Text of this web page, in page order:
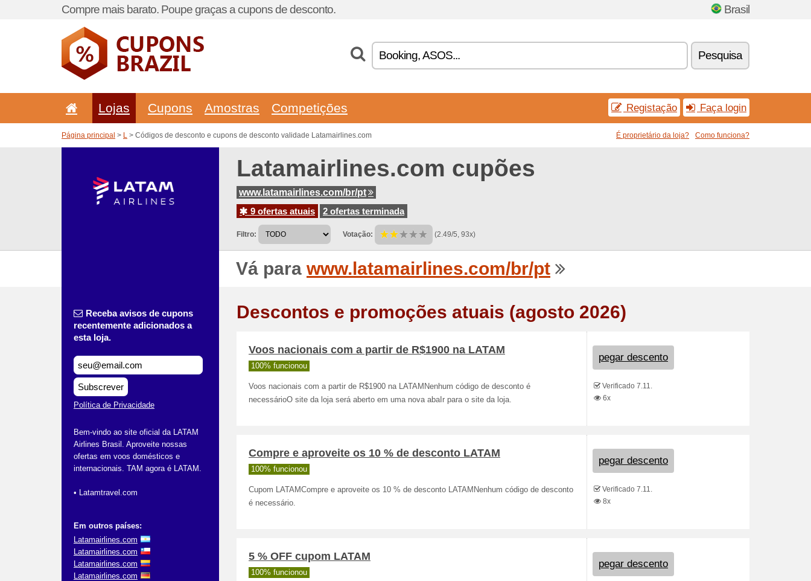
Compre mais barato. Poupe graças a cupons de desconto. Brasil
Pesquisa
Lojas Cupons Amostras Competições Registação Faça login
Página principal > L > Códigos de desconto e cupons de desconto validade Latamairlines.com É proprietário da loja? Como funciona?
Latamairlines.com cupões
www.latamairlines.com/br/pt
9 ofertas atuais
2 ofertas terminada
Filtro: Votação: (2.49/5, 93x)
Vá para www.latamairlines.com/br/pt
Receba avisos de cupons
recentemente adicionados a
esta loja.
Subscrever
Política de Privacidade
Bem-vindo ao site oficial da LATAM
Airlines Brasil. Aproveite nossas
ofertas em voos domésticos e
internacionais. TAM agora é LATAM.
• Latamtravel.com
Em outros países:
Latamairlines.com
Latamairlines.com
Latamairlines.com
Latamairlines.com
Descontos e promoções atuais (agosto 2026)
Voos nacionais com a partir de R$1900 na LATAM
100% funcionou
Voos nacionais com a partir de R$1900 na LATAMNenhum código de desconto é
necessárioO site da loja será aberto em uma nova abaIr para o site da loja.
pegar descento
Verificado 7.11.
6x
Compre e aproveite os 10 % de desconto LATAM
100% funcionou
Cupom LATAMCompre e aproveite os 10 % de desconto LATAMNenhum código de desconto
é necessário.
pegar descento
Verificado 7.11.
8x
5 % OFF cupom LATAM
100% funcionou
pegar descento